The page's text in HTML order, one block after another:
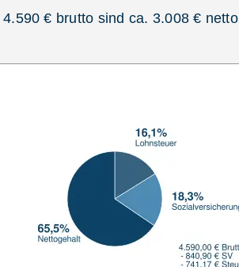
4.590 € brutto sind ca. 3.008 € netto